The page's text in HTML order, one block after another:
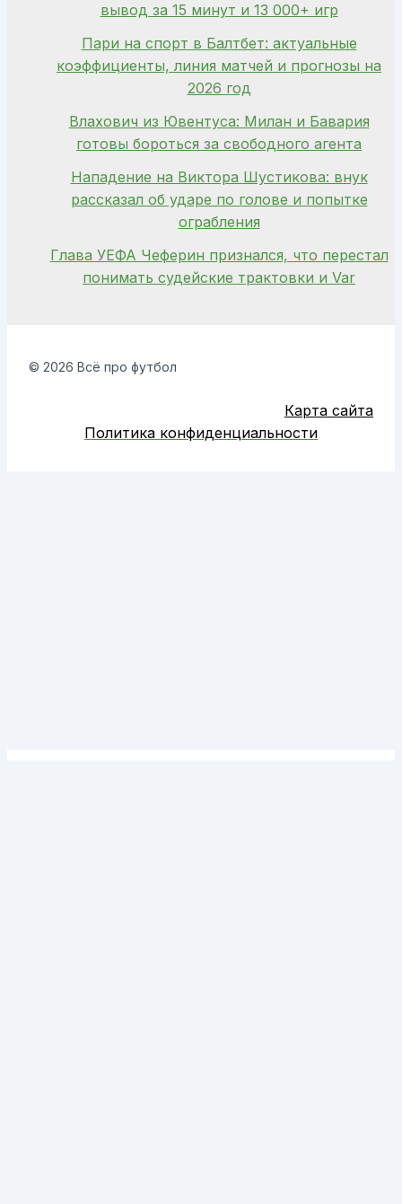
вывод за 15 минут и 13 000+ игр
Пари на спорт в Балтбет: актуальные
коэффициенты, линия матчей и прогнозы на
2026 год
Влахович из Ювентуса: Милан и Бавария
готовы бороться за свободного агента
Нападение на Виктора Шустикова: внук
рассказал об ударе по голове и попытке
ограбления
Глава УЕФА Чеферин признался, что перестал
понимать судейские трактовки и Var
© 2026 Всё про футбол
Карта сайта
Политика конфиденциальности